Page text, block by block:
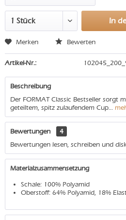
In
Merken Bewerten
Artikel-Nr.:
Beschreibung
Der FORMAT Classic Bestseller sorgt
geteiltem, spitz zulaufendem Cup...
Bewertungen
4
Bewertungen lesen, schreiben und
Materialzusammensetzung
Schale: 100% Polyamid
Oberstoff: 64% Polyamid, 18%